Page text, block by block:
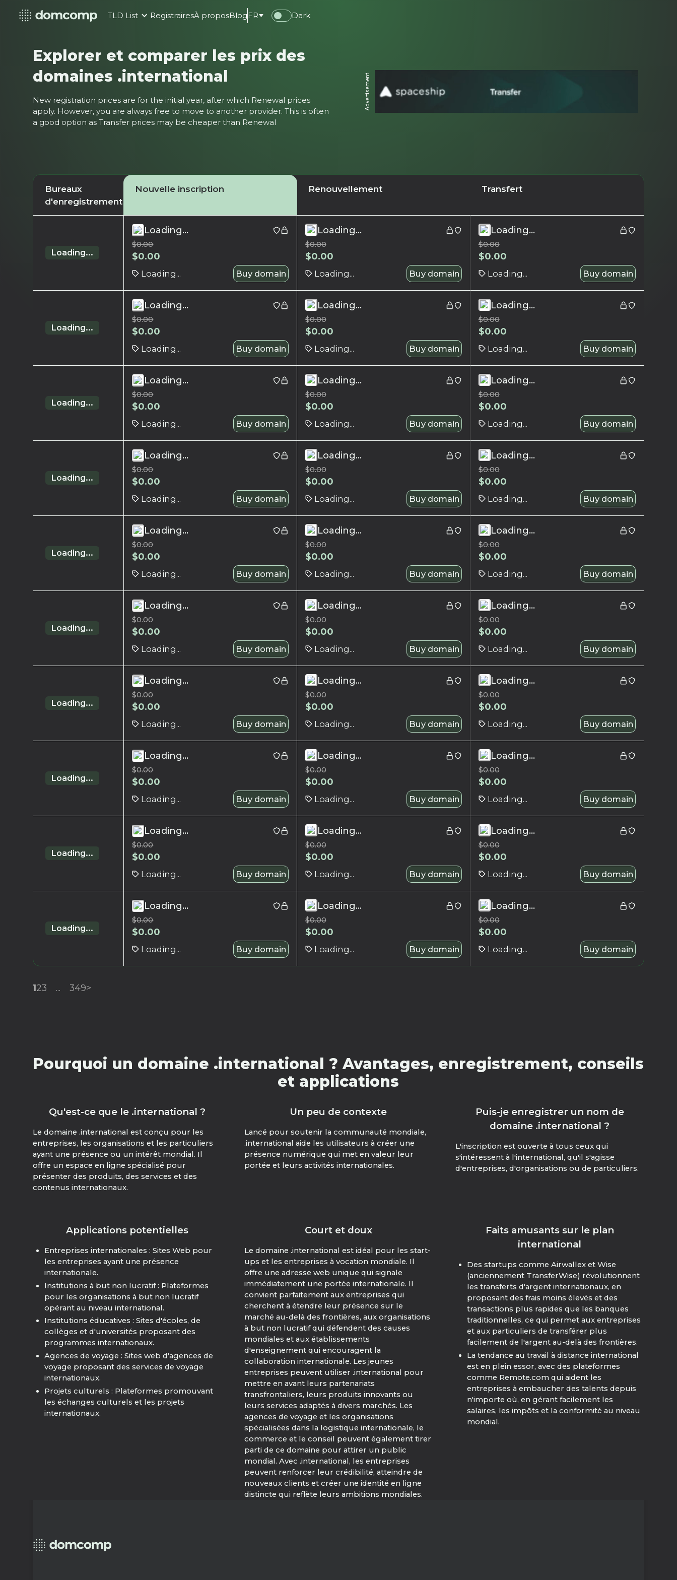
TLD List RegistrairesÀ proposBlog FR Dark
Explorer et comparer les prix des
domaines .international
New registration prices are for the initial year, after which Renewal prices
apply. However, you are always free to move to another provider. This is often
a good option as Transfer prices may be cheaper than Renewal
Advertisement
Bureaux
d'enregistrement
Nouvelle inscription Renouvellement Transfert
Loading...
Loading...
$0.00
$0.00
Loading... Buy domain
Loading...
$0.00
$0.00
Loading... Buy domain
Loading...
$0.00
$0.00
Loading... Buy domain
Loading...
Loading...
$0.00
$0.00
Loading... Buy domain
Loading...
$0.00
$0.00
Loading... Buy domain
Loading...
$0.00
$0.00
Loading... Buy domain
Loading...
Loading...
$0.00
$0.00
Loading... Buy domain
Loading...
$0.00
$0.00
Loading... Buy domain
Loading...
$0.00
$0.00
Loading... Buy domain
Loading...
Loading...
$0.00
$0.00
Loading... Buy domain
Loading...
$0.00
$0.00
Loading... Buy domain
Loading...
$0.00
$0.00
Loading... Buy domain
Loading...
Loading...
$0.00
$0.00
Loading... Buy domain
Loading...
$0.00
$0.00
Loading... Buy domain
Loading...
$0.00
$0.00
Loading... Buy domain
Loading...
Loading...
$0.00
$0.00
Loading... Buy domain
Loading...
$0.00
$0.00
Loading... Buy domain
Loading...
$0.00
$0.00
Loading... Buy domain
Loading...
Loading...
$0.00
$0.00
Loading... Buy domain
Loading...
$0.00
$0.00
Loading... Buy domain
Loading...
$0.00
$0.00
Loading... Buy domain
Loading...
Loading...
$0.00
$0.00
Loading... Buy domain
Loading...
$0.00
$0.00
Loading... Buy domain
Loading...
$0.00
$0.00
Loading... Buy domain
Loading...
Loading...
$0.00
$0.00
Loading... Buy domain
Loading...
$0.00
$0.00
Loading... Buy domain
Loading...
$0.00
$0.00
Loading... Buy domain
Loading...
Loading...
$0.00
$0.00
Loading... Buy domain
Loading...
$0.00
$0.00
Loading... Buy domain
Loading...
$0.00
$0.00
Loading... Buy domain
123 ... 349>
Pourquoi un domaine .international ? Avantages, enregistrement, conseils
et applications
Qu'est-ce que le .international ?
Le domaine .international est conçu pour les
entreprises, les organisations et les particuliers
ayant une présence ou un intérêt mondial. Il
offre un espace en ligne spécialisé pour
présenter des produits, des services et des
contenus internationaux.
Un peu de contexte
Lancé pour soutenir la communauté mondiale,
.international aide les utilisateurs à créer une
présence numérique qui met en valeur leur
portée et leurs activités internationales.
Puis-je enregistrer un nom de
domaine .international ?
L'inscription est ouverte à tous ceux qui
s'intéressent à l'international, qu'il s'agisse
d'entreprises, d'organisations ou de particuliers.
Applications potentielles
Entreprises internationales : Sites Web pour
les entreprises ayant une présence
internationale.
Institutions à but non lucratif : Plateformes
pour les organisations à but non lucratif
opérant au niveau international.
Institutions éducatives : Sites d'écoles, de
collèges et d'universités proposant des
programmes internationaux.
Agences de voyage : Sites web d'agences de
voyage proposant des services de voyage
internationaux.
Projets culturels : Plateformes promouvant
les échanges culturels et les projets
internationaux.
Court et doux
Le domaine .international est idéal pour les start-
ups et les entreprises à vocation mondiale. Il
offre une adresse web unique qui signale
immédiatement une portée internationale. Il
convient parfaitement aux entreprises qui
cherchent à étendre leur présence sur le
marché au-delà des frontières, aux organisations
à but non lucratif qui défendent des causes
mondiales et aux établissements
d'enseignement qui encouragent la
collaboration internationale. Les jeunes
entreprises peuvent utiliser .international pour
mettre en avant leurs partenariats
transfrontaliers, leurs produits innovants ou
leurs services adaptés à divers marchés. Les
agences de voyage et les organisations
spécialisées dans la logistique internationale, le
commerce et le conseil peuvent également tirer
parti de ce domaine pour attirer un public
mondial. Avec .international, les entreprises
peuvent renforcer leur crédibilité, atteindre de
nouveaux clients et créer une identité en ligne
distincte qui reflète leurs ambitions mondiales.
Faits amusants sur le plan
international
Des startups comme Airwallex et Wise
(anciennement TransferWise) révolutionnent
les transferts d'argent internationaux, en
proposant des frais moins élevés et des
transactions plus rapides que les banques
traditionnelles, ce qui permet aux entreprises
et aux particuliers de transférer plus
facilement de l'argent au-delà des frontières.
La tendance au travail à distance international
est en plein essor, avec des plateformes
comme Remote.com qui aident les
entreprises à embaucher des talents depuis
n'importe où, en gérant facilement les
salaires, les impôts et la conformité au niveau
mondial.